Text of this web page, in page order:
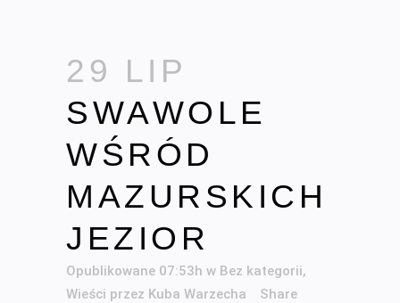
29 LIP
SWAWOLE
WŚRÓD
MAZURSKICH
JEZIOR
Opublikowane 07:53h w Bez kategorii,
Wieści przez Kuba Warzecha Share